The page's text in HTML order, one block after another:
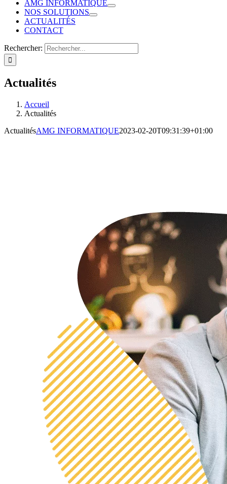
AMG INFORMATIQUE
NOS SOLUTIONS
ACTUALITÉS
CONTACT
Rechercher:
Actualités
Accueil
Actualités
ActualitésAMG INFORMATIQUE2023-02-20T09:31:39+01:00